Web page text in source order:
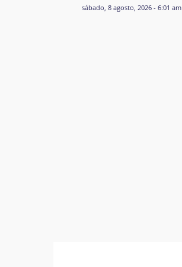
sábado, 8 agosto, 2026 - 6:01 am